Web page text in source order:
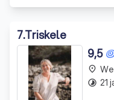
7.Triskele
9,5
place
timelapse 21